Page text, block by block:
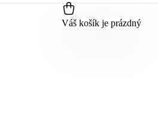
Váš košík je prázdný